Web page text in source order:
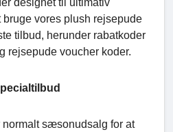
bruge vores plush rejsepude
tilbud, herunder rabatkoder
rejsepude voucher koder.
sæsonudsalg for at